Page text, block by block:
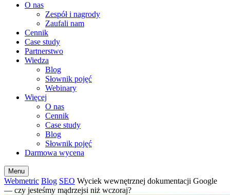
O nas
Zespół i nagrody
Zaufali nam
Cennik
Case study
Partnerstwo
Wiedza
Blog
Słownik pojęć
Webinary
Więcej
O nas
Cennik
Case study
Blog
Słownik pojęć
Darmowa wycena
Menu
Webmetric Blog SEO Wyciek wewnętrznej dokumentacji Google
— czy jesteśmy mądrzejsi niż wczoraj?